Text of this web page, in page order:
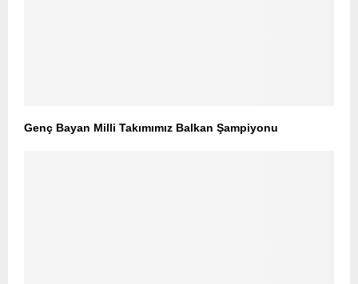
Genç Bayan Milli Takımımız Balkan Şampiyonu